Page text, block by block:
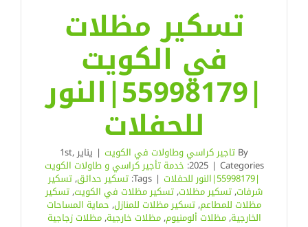
تسكير مظلات
في الكويت
|55998179|النور
للحفلات
By تاجير كراسي وطاولات في الكويت | يناير 1st,
2025 | Categories: خدمة تأجير كراسي و طاولات الكويت
|55998179|النور للحفلات |
Tags: تسكير حدائق,تسكير
شرفات,تسكير مظلات,تسكير مظلات في الكويت,تسكير
مظلات للمطاعم,تسكير مظلات للمنازل, حماية المساحات
الخارجية,مظلات ألومنيوم,مظلات خارجية,مظلات زجاجية